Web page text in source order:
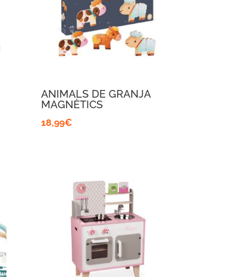
ANIMALS DE GRANJA
MAGNÈTICS
18,99€